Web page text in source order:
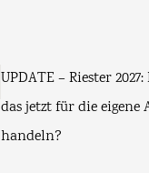
UPDATE – Riester
das jetzt für die eigene
handeln?